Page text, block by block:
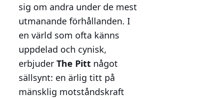
sig om andra under de mest
utmanande förhållanden. I
en värld som ofta känns
uppdelad och cynisk,
erbjuder The Pitt något
sällsynt: en ärlig titt på
mänsklig motståndskraft